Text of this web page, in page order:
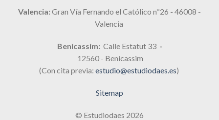
Valencia: Gran Vía Fernando el Católico nº26 - 46008 -
Valencia
Benicassim: Calle Estatut 33 -
12560 - Benicassim
(Con cita previa: estudio@estudiodaes.es)
Sitemap
© Estudiodaes 2026